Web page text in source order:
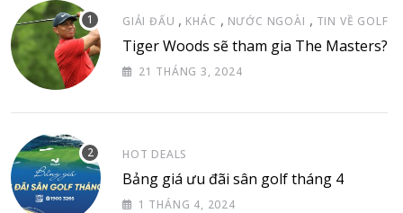
GIẢI ĐẤU , KHÁC , NƯỚC NGOÀI , TIN VỀ GOLF
Tiger Woods sẽ tham gia The Masters?
21 THÁNG 3, 2024
HOT DEALS
Bảng giá ưu đãi sân golf tháng 4
1 THÁNG 4, 2024